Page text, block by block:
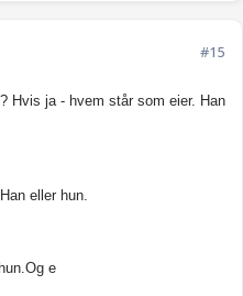
#15
Hvis ja - hvem står som eier. Han
eller hun.
e